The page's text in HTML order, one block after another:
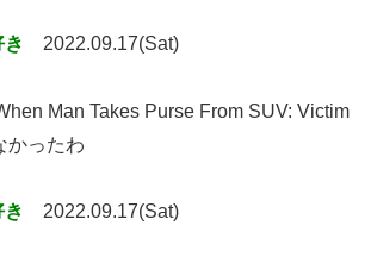
2022.09.17(Sat)
Man Takes Purse From SUV: Victim
かったわ
2022.09.17(Sat)